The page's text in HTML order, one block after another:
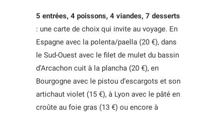
5 entrées, 4 poissons, 4 viandes, 7 desserts
: une carte de choix qui invite au voyage. En
Espagne avec la polenta/paella (20 €), dans
le Sud-Ouest avec le filet de mulet du bassin
d’Arcachon cuit à la plancha (20 €), en
Bourgogne avec le pistou d’escargots et son
artichaut violet (15 €), à Lyon avec le pâté en
croûte au foie gras (13 €) ou encore à